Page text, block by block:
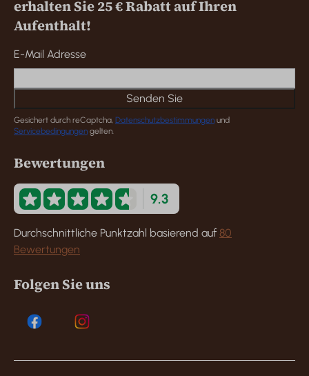
erhalten Sie 25 € Rabatt auf Ihren
Aufenthalt!
E-Mail Adresse
Senden Sie
Gesichert durch reCaptcha, Datenschutzbestimmungen und
Servicebedingungen gelten.
Bewertungen
9.3
Durchschnittliche Punktzahl basierend auf 80
Bewertungen
Folgen Sie uns